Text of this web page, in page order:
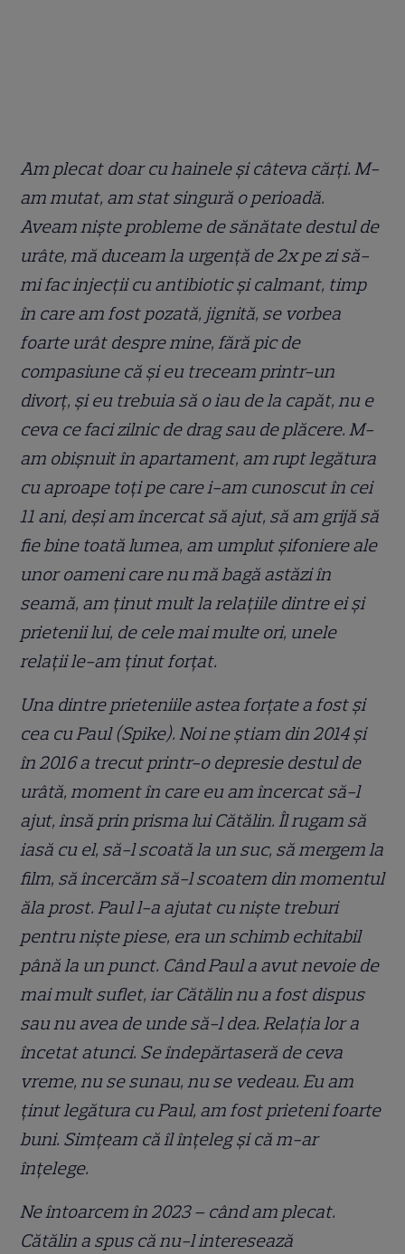
Am plecat doar cu hainele și câteva cărți. M-
am mutat, am stat singură o perioadă.
Aveam niște probleme de sănătate destul de
urâte, mă duceam la urgență de 2x pe zi să-
mi fac injecții cu antibiotic și calmant, timp
în care am fost pozată, jignită, se vorbea
foarte urât despre mine, fără pic de
compasiune că și eu treceam printr-un
divorț, și eu trebuia să o iau de la capăt, nu e
ceva ce faci zilnic de drag sau de plăcere. M-
am obișnuit în apartament, am rupt legătura
cu aproape toți pe care i-am cunoscut în cei
11 ani, deși am încercat să ajut, să am grijă să
fie bine toată lumea, am umplut șifoniere ale
unor oameni care nu mă bagă astăzi în
seamă, am ținut mult la relațiile dintre ei și
prietenii lui, de cele mai multe ori, unele
relații le-am ținut forțat.
Una dintre prieteniile astea forțate a fost și
cea cu Paul (Spike). Noi ne știam din 2014 și
în 2016 a trecut printr-o depresie destul de
urâtă, moment în care eu am încercat să-l
ajut, însă prin prisma lui Cătălin. Îl rugam să
iasă cu el, să-l scoată la un suc, să mergem la
film, să încercăm să-l scoatem din momentul
ăla prost. Paul l-a ajutat cu niște treburi
pentru niște piese, era un schimb echitabil
până la un punct. Când Paul a avut nevoie de
mai mult suflet, iar Cătălin nu a fost dispus
sau nu avea de unde să-l dea. Relația lor a
încetat atunci. Se îndepărtaseră de ceva
vreme, nu se sunau, nu se vedeau. Eu am
ținut legătura cu Paul, am fost prieteni foarte
buni. Simțeam că îl înțeleg și că m-ar
înțelege.
Ne întoarcem în 2023 – când am plecat.
Cătălin a spus că nu-l interesează